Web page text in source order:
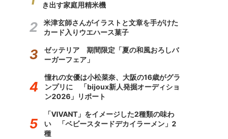
き出す家庭用精米機
米津玄師さんがイラストと文章を手がけた
カード入りウエハース菓子
ゼッテリア 期間限定「夏の和風おろしバ
ーガーフェア」
憧れの女優は小松菜奈、大阪の16歳がグラ
ンプリに 「bijoux新人発掘オーディショ
ン2026」リポート
「VIVANT」をイメージした2種類の味わ
い 「ベビースタードデカイラーメン」2
種